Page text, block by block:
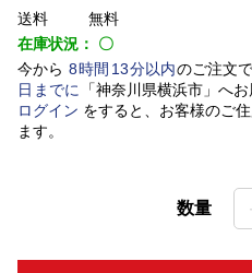
送料
無料
在庫状況： 〇
今から 8時間 13分以内のご注文
日 までに 「神奈川県横浜市」 へお
ログイン をすると、お客様のご
ます。
数量